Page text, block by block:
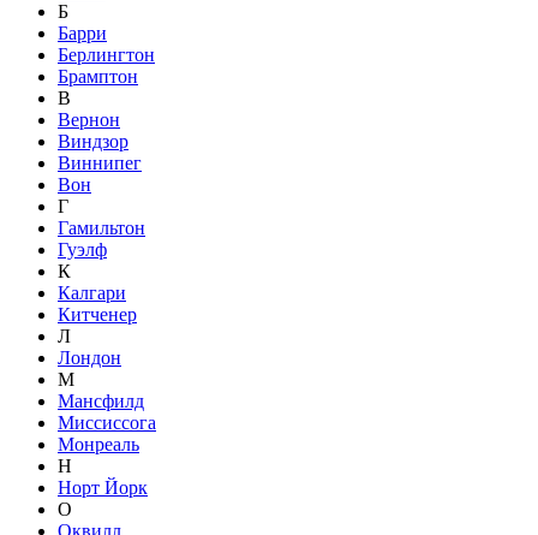
Б
Барри
Берлингтон
Брамптон
В
Вернон
Виндзор
Виннипег
Вон
Г
Гамильтон
Гуэлф
К
Калгари
Китченер
Л
Лондон
М
Мансфилд
Миссиссога
Монреаль
Н
Норт Йорк
О
Оквилл